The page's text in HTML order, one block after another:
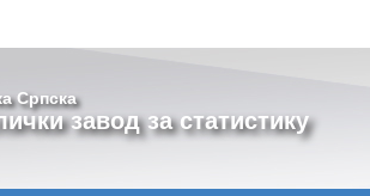
Српска
завод за статистику